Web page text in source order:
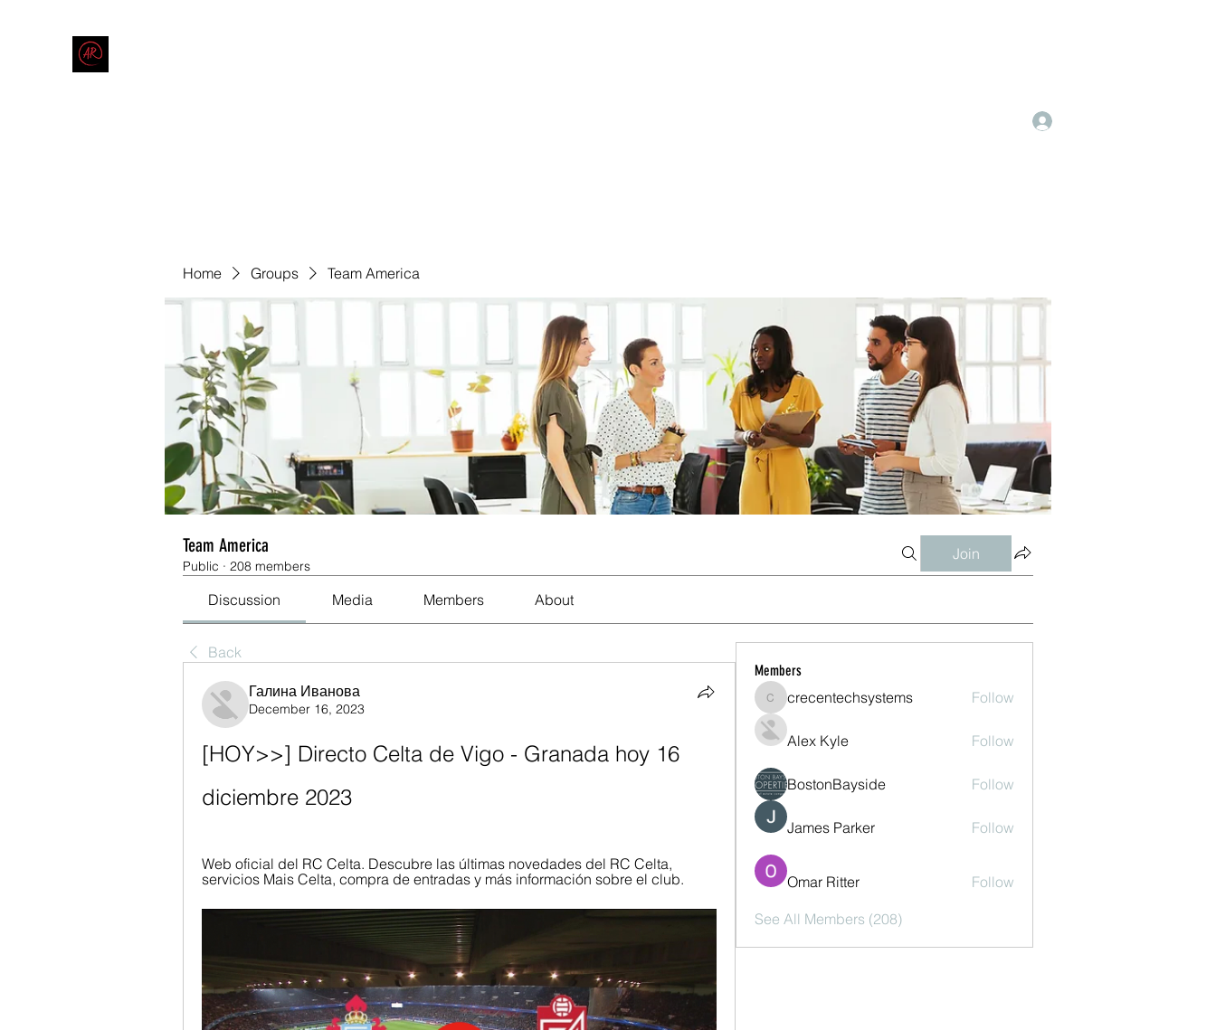
Home Groups Team America
Team America
Public · 208 members
Join
Discussion Media Members About
Back
Галина Иванова
December 16, 2023
[HOY>>] Directo Celta de Vigo - Granada hoy 16
diciembre 2023
Web oficial del RC Celta. Descubre las últimas novedades del RC Celta,
servicios Mais Celta, compra de entradas y más información sobre el club.
Members
crecentechsystems
crecentechsystems Follow
Alex Kyle Follow
BostonBayside Follow
James Parker Follow
Omar Ritter Follow
See All Members (208)